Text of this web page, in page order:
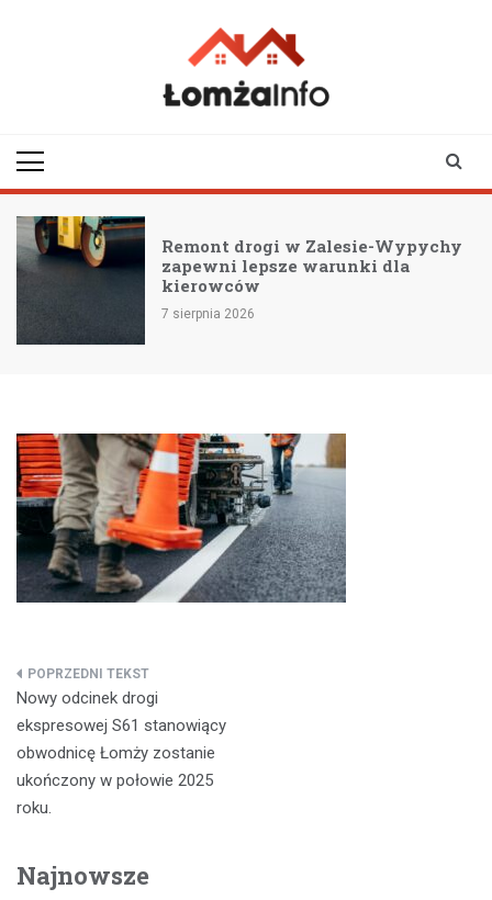
Remont drogi w Zalesie-Wypychy
zapewni lepsze warunki dla
kierowców
7 sierpnia 2026
Nawigacja
wpisu
Nowy odcinek drogi
ekspresowej S61 stanowiący
obwodnicę Łomży zostanie
ukończony w połowie 2025
roku.
Najnowsze